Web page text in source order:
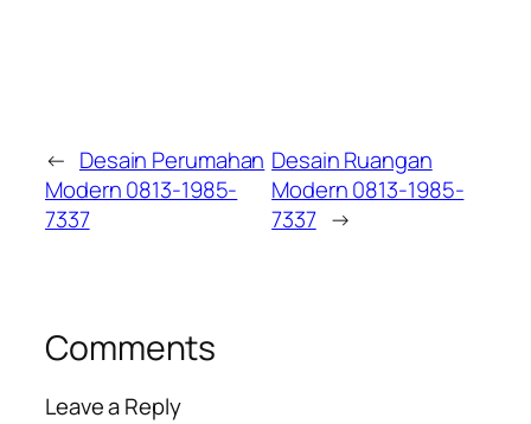
← Desain Perumahan
Modern 0813-1985-
7337
Desain Ruangan
Modern 0813-1985-
7337 →
Comments
Leave a Reply